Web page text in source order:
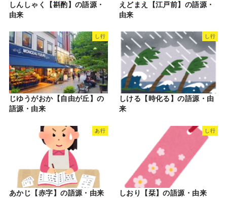
しんしゃく【斟酌】の語源・
由来
えどまえ【江戸前】の語源・
由来
し行
じゆうがおか【自由が丘】の
語源・由来
し行
しける【時化る】の語源・由
来
あ行
あかじ【赤字】の語源・由来
し行
しおり【栞】の語源・由来